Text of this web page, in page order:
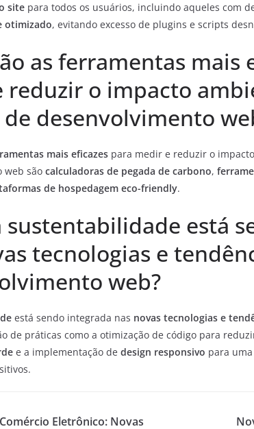
site para todos os usuários, incluindo aqueles com
otimizado, evitando excesso de plugins e scripts
as ferramentas mais
reduzir o impacto
desenvolvimento
mais eficazes para medir e reduzir o
web são calculadoras de pegada de carbono,
de hospedagem eco-friendly.
sustentabilidade está
tecnologias e
web?
está sendo integrada nas novas tecnologias e
de práticas como a otimização de código para
e a implementação de design responsivo para
Eletrônico: Novas